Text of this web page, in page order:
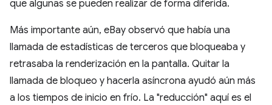
que algunas se pueden realizar de forma diferida.
Más importante aún, eBay observó que había una
llamada de estadísticas de terceros que bloqueaba y
retrasaba la renderización en la pantalla. Quitar la
llamada de bloqueo y hacerla asíncrona ayudó aún más
a los tiempos de inicio en frío. La "reducción" aquí es el